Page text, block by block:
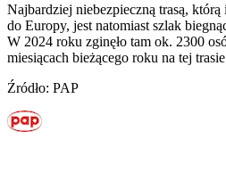
Najbardziej niebezpieczną trasą,
do Europy, jest natomiast szlak
W 2024 roku zginęło tam ok. 2300
miesiącach bieżącego roku na tej
Źródło: PAP